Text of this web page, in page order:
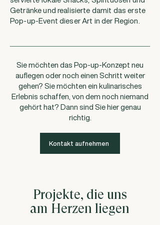
Getränke und realisierte damit das erste
Pop-up-Event dieser Art in der Region.
Sie möchten das Pop-up-Konzept neu
auflegen oder noch einen Schritt weiter
gehen? Sie möchten ein kulinarisches
Erlebnis schaffen, von dem noch niemand
gehört hat? Dann sind Sie hier genau
richtig.
Kontakt aufnehmen
Projekte, die uns
am Herzen liegen